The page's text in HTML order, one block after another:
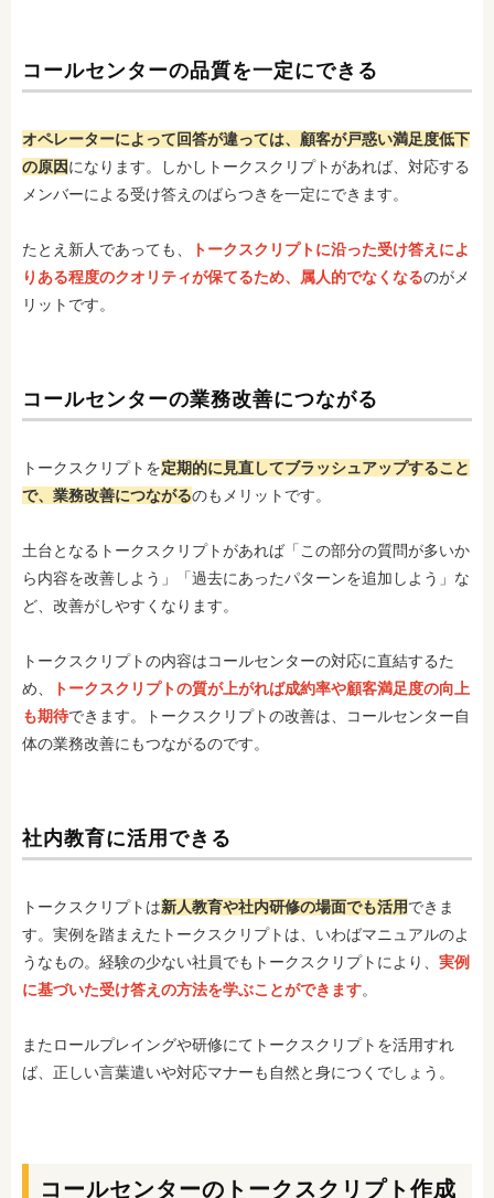
コールセンターの品質を一定にできる
オペレーターによって回答が違っては、顧客が戸惑い満足度低下
の原因になります。しかしトークスクリプトがあれば、対応する
メンバーによる受け答えのばらつきを一定にできます。
たとえ新人であっても、
トークスクリプトに沿った受け答えによ
りある程度のクオリティが保てるため、属人的でなくなるのがメ
リットです。
コールセンターの業務改善につながる
トークスクリプトを定期的に見直してブラッシュアップすること
で、業務改善につながるのもメリットです。
土台となるトークスクリプトがあれば「この部分の質問が多いか
ら内容を改善しよう」「過去にあったパターンを追加しよう」な
ど、改善がしやすくなります。
トークスクリプトの内容はコールセンターの対応に直結するた
め、
トークスクリプトの質が上がれば成約率や顧客満足度の向上
も期待できます。トークスクリプトの改善は、コールセンター自
体の業務改善にもつながるのです。
社内教育に活用できる
トークスクリプトは新人教育や社内研修の場面でも活用できま
す。実例を踏まえたトークスクリプトは、いわばマニュアルのよ
うなもの。経験の少ない社員でもトークスクリプトにより、 実例
に基づいた受け答えの方法を学ぶことができます。
またロールプレイングや研修にてトークスクリプトを活用すれ
ば、正しい言葉遣いや対応マナーも自然と身につくでしょう。
コールセンターのトークスクリプト作成